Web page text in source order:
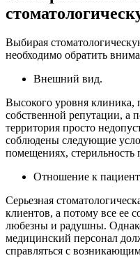
Выбирая
необходимо обратить
Внешний вид.
Высокого уровня клиника,
собственной репутации, а
территория просто
соблюдены следующие
помещениях, стерильность
Отношение к
Серьезная
клиентов, а потому все ее
любезны и радушны.
медицинский персонал
справляться с